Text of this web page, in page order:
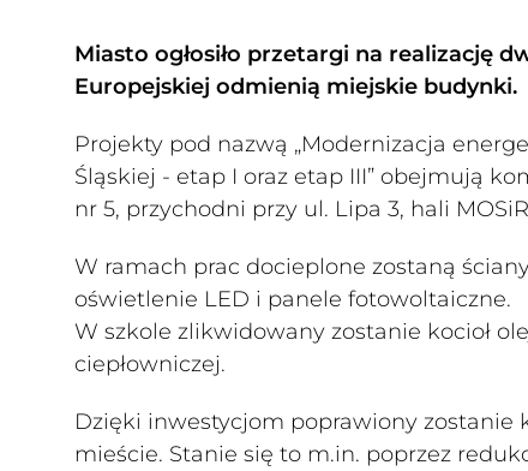
Miasto ogłosiło przetargi na realizację
Europejskiej odmienią miejskie budynki.
Projekty pod nazwą „Modernizacja
Śląskiej - etap I oraz etap III” obejmują
nr 5, przychodni przy ul. Lipa 3, hali
W ramach prac docieplone zostaną
oświetlenie LED i panele fotowoltaiczne.
W szkole zlikwidowany zostanie kocioł
ciepłowniczej.
Dzięki inwestycjom poprawiony
mieście. Stanie się to m.in. poprzez